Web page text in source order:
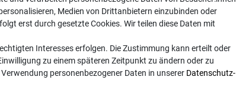
Medien von Drittanbietern einzubinden oder
erst durch gesetzte Cookies. Wir teilen diese Daten mit
Interesses erfolgen. Die Zustimmung kann erteilt oder
zu einem späteren Zeitpunkt zu ändern oder zu
personenbezogener Daten in unserer Daten­schutz­